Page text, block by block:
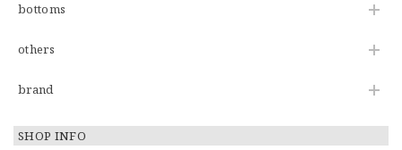
bottoms
others
brand
SHOP INFO